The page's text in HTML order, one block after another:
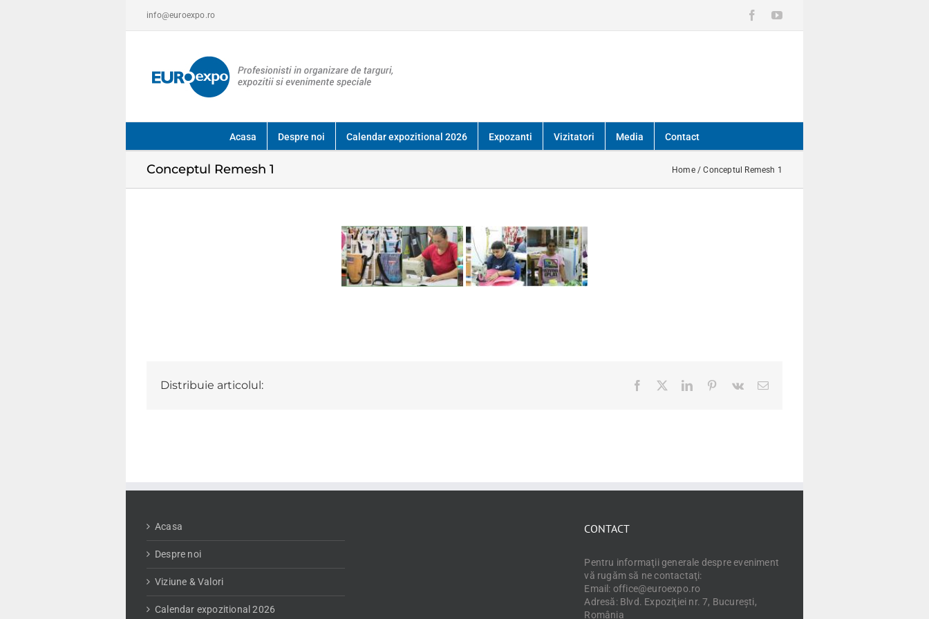
info@euroexpo.ro FacebookYouTube
Acasa Despre noi Calendar expozitional 2026 Expozanti Vizitatori Media Contact
Conceptul Remesh 1 Home/Conceptul Remesh 1
Distribuie articolul: Facebook LinkedInPinterest
Vk
E-
Acasa
Despre noi
Viziune & Valori
Calendar expozitional 2026
CONTACT
Pentru informaţii generale despre eveniment
vă rugăm să ne contactaţi:
Email: office@euroexpo.ro
Adresă: Blvd. Expoziţiei nr. 7, Bucureşti,
România